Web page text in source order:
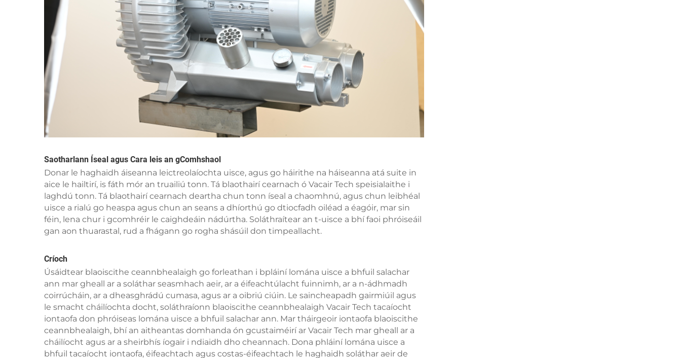
Saotharlann Íseal agus Cara leis an gComhshaol
Donar le haghaidh áiseanna leictreolaíochta uisce, agus go háirithe na háiseanna atá suite in
aice le hailtirí, is fáth mór an truailiú tonn. Tá blaothairí cearnach ó Vacair Tech speisialaithe i
laghdú tonn. Tá blaothairí cearnach deartha chun tonn íseal a chaomhnú, agus chun leibhéal
uisce a rialú go heaspa agus chun an seans a dhíorthú go dtiocfadh oiléad a éagóir, mar sin
féin, lena chur i gcomhréir le caighdeáin nádúrtha. Soláthraítear an t-uisce a bhí faoi phróiseáil
gan aon thuarastal, rud a fhágann go rogha shásúil don timpeallacht.
Críoch
Úsáidtear blaoiscithe ceannbhealaigh go forleathan i bpláiní lomána uisce a bhfuil salachar
ann mar gheall ar a soláthar seasmhach aeir, ar a éifeachtúlacht fuinnimh, ar a n-ádhmadh
coirrúcháin, ar a dheasghrádú cumasa, agus ar a oibriú ciúin. Le saincheapadh gairmiúil agus
le smacht cháilíochta docht, soláthraíonn blaoiscithe ceannbhealaigh Vacair Tech tacaíocht
iontaofa don phróiseas lomána uisce a bhfuil salachar ann. Mar tháirgeoir iontaofa blaoiscithe
ceannbhealaigh, bhí an aitheantas domhanda ón gcustaiméirí ar Vacair Tech mar gheall ar a
cháilíocht agus ar a sheirbhís íogair i ndiaidh dho cheannach. Dona phláiní lomána uisce a
bhfuil tacaíocht iontaofa, éifeachtach agus costas-éifeachtach le haghaidh soláthar aeir de